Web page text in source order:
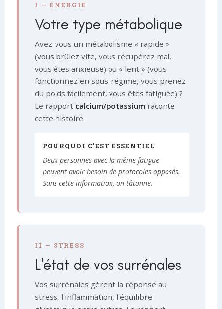
I — ÉNERGIE
Votre type métabolique
Avez-vous un métabolisme « rapide »
(vous brûlez vite, vous récupérez mal,
vous êtes anxieuse) ou « lent » (vous
fonctionnez en sous-régime, vous prenez
du poids facilement, vous êtes fatiguée) ?
Le rapport calcium/potassium raconte
cette histoire.
POURQUOI C'EST ESSENTIEL
Deux personnes avec la même fatigue
peuvent avoir besoin de protocoles opposés.
Sans cette information, on tâtonne.
II — STRESS
L'état de vos surrénales
Vos surrénales gèrent la réponse au
stress, l'inflammation, l'équilibre